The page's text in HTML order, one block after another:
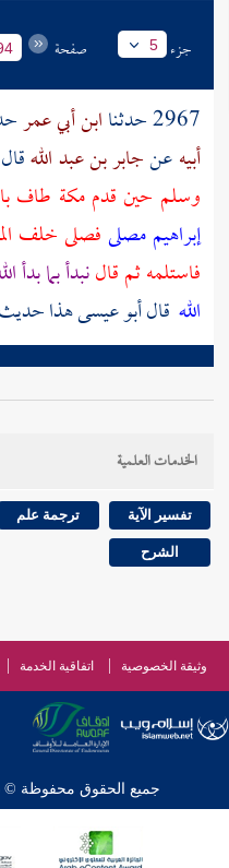
جزء 5 صفحة
2967 حدثنا ابن أبي عمر
أبيهعنجابر بن عبد اللهقال
وسلم حين قدممكة طاف
إبراهيممصلىفصلى خلف
فاستلمه ثم قالنبدأ بما بدأ
الله قال أبو عيسى هذا
الخدمات العلمية
تفسير الآية ترجمة علم
الشرح
وثيقة الخصوصية اتفاقية الخدمة
جميع الحقوق محفوظة © 2026 - 1998 لشبكة إسلام ويب